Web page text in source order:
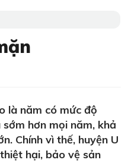
là năm có mức độ
hơn mọi năm, khả
Chính vì thế, huyện U
hại, bảo vệ sản